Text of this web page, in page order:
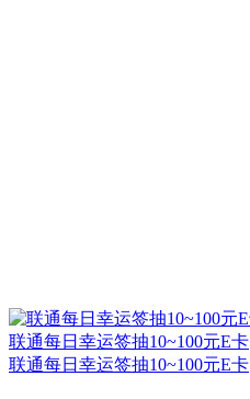
联通每日幸运签抽10~100元E卡
联通每日幸运签抽10~100元E卡